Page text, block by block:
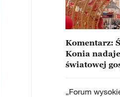
Komentarz:
Konia
światowej
„Forum